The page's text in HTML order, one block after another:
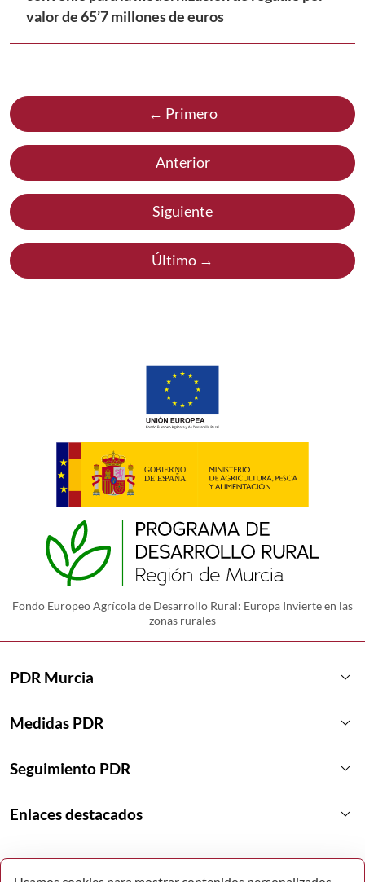
valor de 65’7 millones de euros
← Primero
Anterior
Siguiente
Último →
Fondo Europeo Agrícola de Desarrollo Rural: Europa Invierte en las
zonas rurales
PDR Murcia keyboard_arrow_down
Medidas PDR keyboard_arrow_down
Seguimiento PDR keyboard_arrow_down
Enlaces destacados keyboard_arrow_down